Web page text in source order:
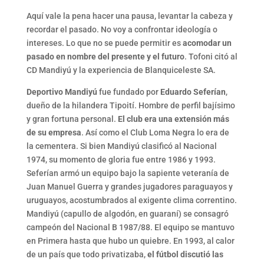
Aquí vale la pena hacer una pausa, levantar la cabeza y
recordar el pasado. No voy a confrontar ideología o
intereses. Lo que no se puede permitir esacomodar un
pasado en nombre del presente y el futuro. Tofoni citó al
CD Mandiyú y la experiencia de Blanquiceleste SA.
Deportivo Mandiyú fue fundado por Eduardo Seferían,
dueño de la hilandera Tipoití. Hombre de perfil bajísimo
y gran fortuna personal. El club era una extensión más
de su empresa. Así como el Club Loma Negra lo era de
la cementera. Si bien Mandiyú clasificó al Nacional
1974, su momento de gloria fue entre 1986 y 1993.
Seferían armó un equipo bajo la sapiente veteranía de
Juan Manuel Guerra y grandes jugadores paraguayos y
uruguayos, acostumbrados al exigente clima correntino.
Mandiyú (capullo de algodón, en guaraní) se consagró
campeón del Nacional B 1987/88. El equipo se mantuvo
en Primera hasta que hubo un quiebre. En 1993, al calor
de un país que todo privatizaba,el fútbol discutió las